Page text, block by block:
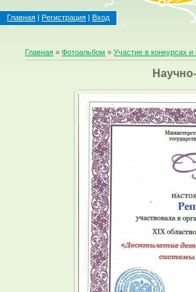
Главная | Регистрация | Вход
Главная »Фотоальбом »Участие в конкурсах